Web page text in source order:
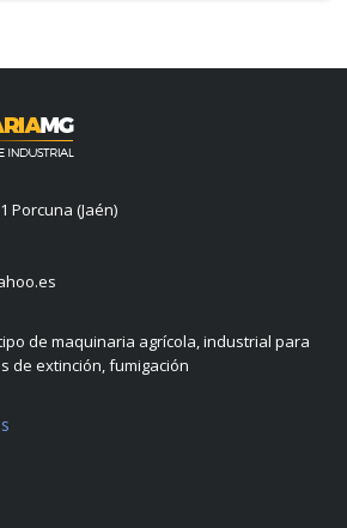
Porcuna (Jaén)
de maquinaria agrícola, industrial para
de extinción, fumigación